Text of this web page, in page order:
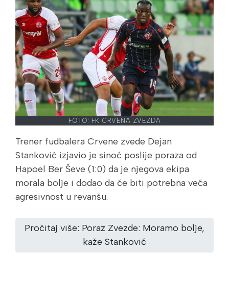
FOTO: FK CRVENA ZVEZDA
Trener fudbalera Crvene zvede Dejan
Stanković izjavio je sinoć poslije poraza od
Hapoel Ber Ševe (1:0) da je njegova ekipa
morala bolje i dodao da će biti potrebna veća
agresivnost u revanšu.
Pročitaj više: Poraz Zvezde: Moramo bolje,
kaže Stanković